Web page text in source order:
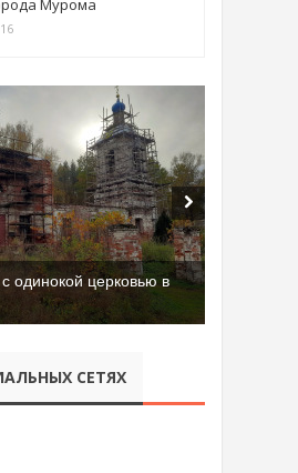
Мурома
одинокой церковью в
часть имени Сухэ-
СЕТЯХ